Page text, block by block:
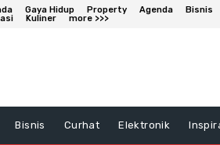
Gaya Hidup Property Agenda Bisnis
Kuliner more >>>
Bisnis Curhat Elektronik